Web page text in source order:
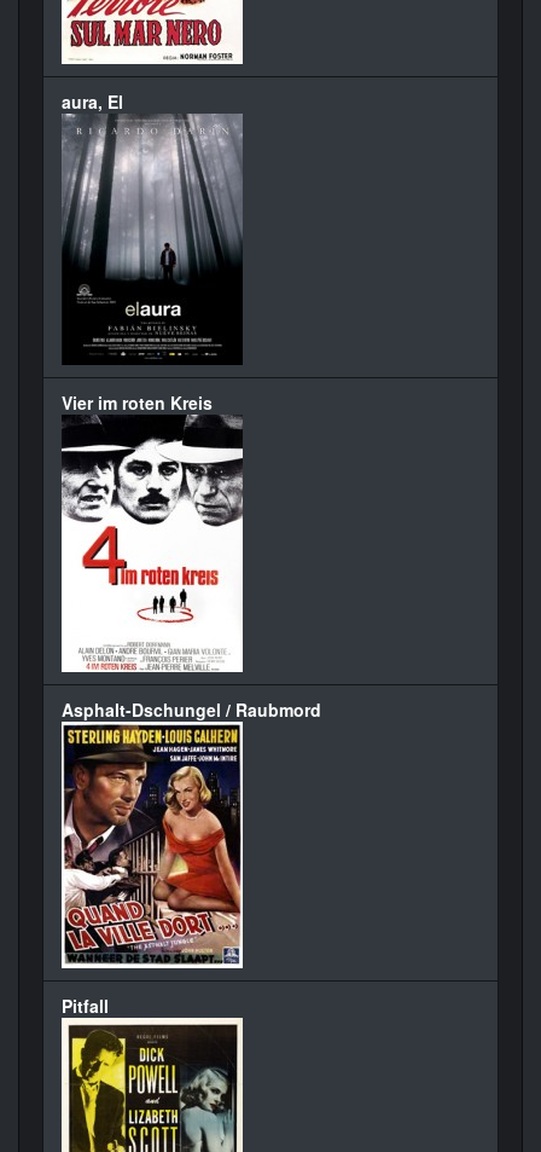
aura, El
Vier im roten Kreis
Asphalt-Dschungel / Raubmord
Pitfall